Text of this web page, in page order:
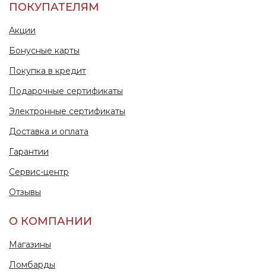
ПОКУПАТЕЛЯМ
Акции
Бонусные карты
Покупка в кредит
Подарочные сертификаты
Электронные сертификаты
Доставка и оплата
Гарантии
Сервис-центр
Отзывы
О КОМПАНИИ
Магазины
Ломбарды